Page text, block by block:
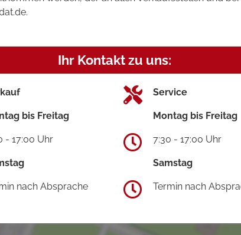
Ihr Kontakt zu uns:
bis Freitag
- 17:00 Uhr
nach Absprache
Service
Montag bis Freitag
7:30 - 17:00 Uhr
Samstag
Termin nach